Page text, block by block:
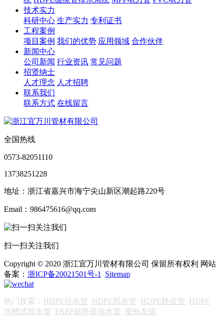
技术实力
科研中心 生产实力 专利证书
工程案例
项目案例 我们的优势 应用领域 合作伙伴
新闻中心
公司新闻 行业资讯 常见问题
招贤纳士
人才理念 人才招聘
联系我们
联系方式 在线留言
全国热线
0573-82051110
13738251228
地址：浙江省嘉兴市海宁尖山新区潮起路220号
Email：986475616@qq.com
扫一扫关注我们
Copyright © 2020 浙江宜万川管材有限公司 保留所有权利 网站
备案： 浙ICP备20021501号-1 Sitemap
热门搜索： HDPE排水管 HDPE雨水管 HDPE静音管 HDPE
沟槽式排水管 FRPP超静音排水管 搜外友链